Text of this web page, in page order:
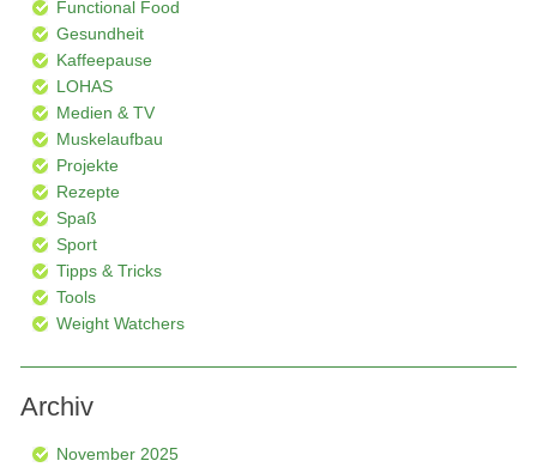
Functional Food
Gesundheit
Kaffeepause
LOHAS
Medien & TV
Muskelaufbau
Projekte
Rezepte
Spaß
Sport
Tipps & Tricks
Tools
Weight Watchers
Archiv
November 2025